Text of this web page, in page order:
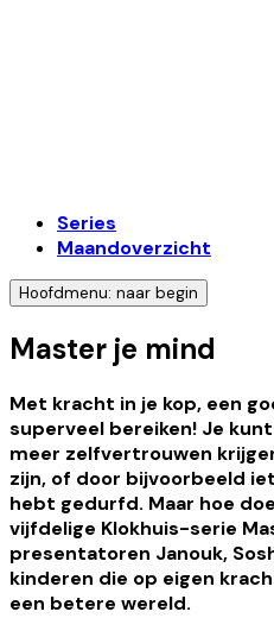
Series
Maandoverzicht
Hoofdmenu: naar begin
Master je mind
Met kracht in je kop, een
superveel bereiken! Je
meer zelfvertrouwen
zijn, of door bijvoorbeeld
hebt gedurfd. Maar hoe
vijfdelige Klokhuis-serie
presentatoren Janouk,
kinderen die op eigen
een betere wereld.